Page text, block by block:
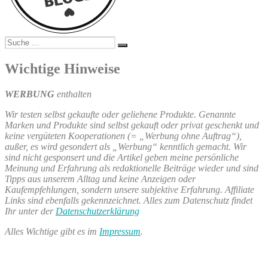
Suche
nach:
Suchen
Wichtige Hinweise
WERBUNG enthalten
Wir testen selbst gekaufte oder geliehene Produkte. Genannte
Marken und Produkte sind selbst gekauft oder privat geschenkt und
keine vergüteten Kooperationen (= „Werbung ohne Auftrag“),
außer, es wird gesondert als „Werbung“ kenntlich gemacht. Wir
sind nicht gesponsert und die Artikel geben meine persönliche
Meinung und Erfahrung als redaktionelle Beiträge wieder und sind
Tipps aus unserem Alltag und keine Anzeigen oder
Kaufempfehlungen, sondern unsere subjektive Erfahrung. Affiliate
Links sind ebenfalls gekennzeichnet. Alles zum Datenschutz findet
Ihr unter der Datenschutzerklärung
Alles Wichtige gibt es im Impressum.